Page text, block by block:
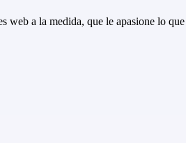
a la medida, que le apasione lo